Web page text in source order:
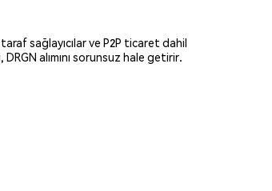
sağlayıcılar ve P2P ticaret dahil
alımını sorunsuz hale getirir.